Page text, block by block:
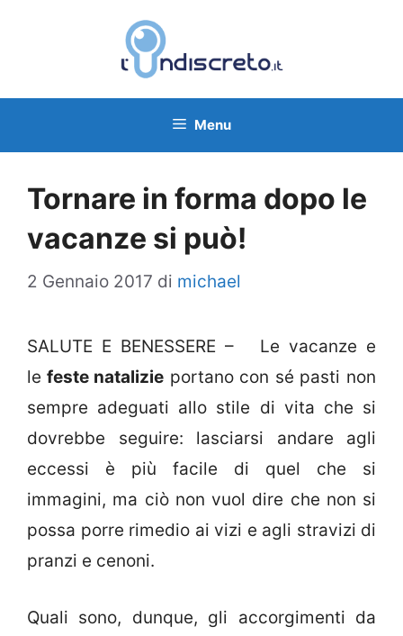
Menu
Tornare in forma dopo le
vacanze si può!
2 Gennaio 2017 di michael
SALUTE E BENESSERE – Le vacanze e
le feste natalizie portano con sé pasti non
sempre adeguati allo stile di vita che si
dovrebbe seguire: lasciarsi andare agli
eccessi è più facile di quel che si
immagini, ma ciò non vuol dire che non si
possa porre rimedio ai vizi e agli stravizi di
pranzi e cenoni.
Quali sono, dunque, gli accorgimenti da